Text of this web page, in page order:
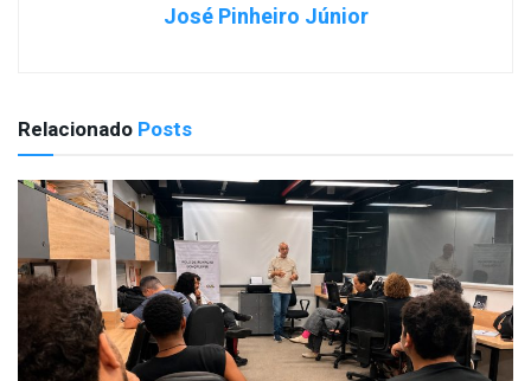
José Pinheiro Júnior
Relacionado Posts